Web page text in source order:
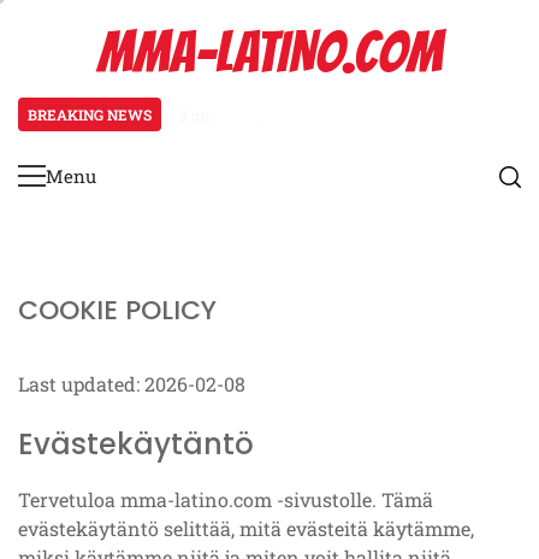
MMA-LATINO.COM
BREAKING NEWS
Primary
Menu
COOKIE POLICY
Last updated: 2026-02-08
Evästekäytäntö
Tervetuloa mma-latino.com -sivustolle. Tämä
evästekäytäntö selittää, mitä evästeitä käytämme,